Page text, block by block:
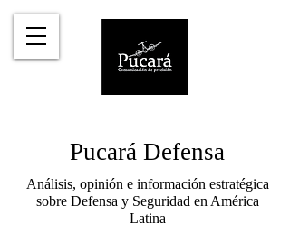
Pucará Defensa
Análisis, opinión e información estratégica
sobre Defensa y Seguridad en América
Latina